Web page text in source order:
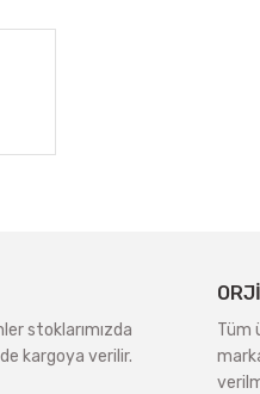
stoklarımızda
kargoya verilir.
Tüm